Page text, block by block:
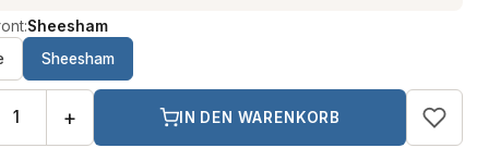
Sheesham
Sheesham
+ IN DEN WARENKORB